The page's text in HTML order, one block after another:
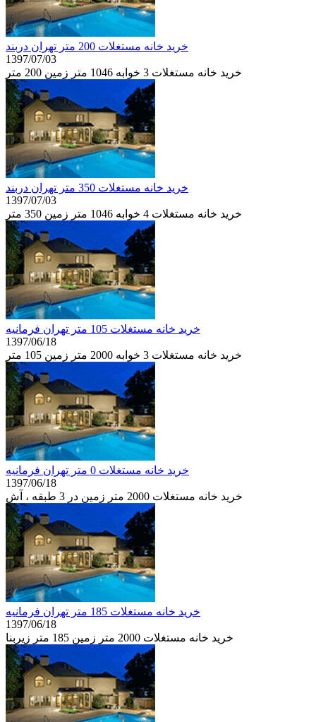
خرید خانه مستغلات 200 متر تهران دربند
1397/07/03
خرید خانه مستغلات 3 خوابه 1046 متر زمین 200 متر
خرید خانه مستغلات 350 متر تهران دربند
1397/07/03
خرید خانه مستغلات 4 خوابه 1046 متر زمین 350 متر
خرید خانه مستغلات 105 متر تهران فرمانيه
1397/06/18
خرید خانه مستغلات 3 خوابه 2000 متر زمین 105 متر
خرید خانه مستغلات 0 متر تهران فرمانيه
1397/06/18
خرید خانه مستغلات 2000 متر زمین در 3 طبقه ، آش
خرید خانه مستغلات 185 متر تهران فرمانيه
1397/06/18
خرید خانه مستغلات 2000 متر زمین 185 متر زیربنا